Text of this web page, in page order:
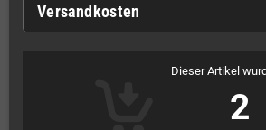
Versandkosten
Dieser Artikel
2